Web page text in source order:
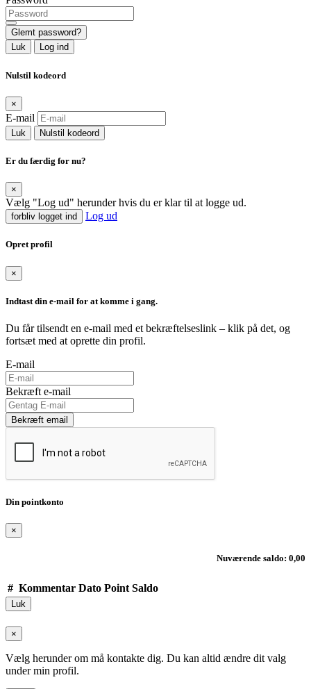
Glemt password?
Luk
Log ind
Nulstil kodeord
×
E-mail
Luk Nulstil kodeord
Er du færdig for nu?
×
Vælg "Log ud" herunder hvis du er klar til at logge ud.
forbliv logget ind Log ud
Opret profil
×
Indtast din e-mail for at komme i gang.
Du får tilsendt en e-mail med et bekræftelseslink – klik på det, og
fortsæt med at oprette din profil.
E-mail
Bekræft e-mail
Bekræft email
Din pointkonto
×
Nuværende saldo: 0,00
# Kommentar Dato Point Saldo
Luk
×
Vælg herunder om må kontakte dig. Du kan altid ændre dit valg
under min profil.